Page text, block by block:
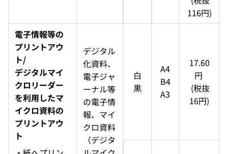
116円)
電子情報等の
プリントアウ
ト/
デジタルマイ
クロリーダー
を利用したマ
イクロ資料の
プリントアウ
ト
デジタル
化資料、
電子ジャ
ーナル等
の電子情
報、マイ
クロ資料
（デジタ
白
黒
A4
B4
A3
17.60
円
16円)